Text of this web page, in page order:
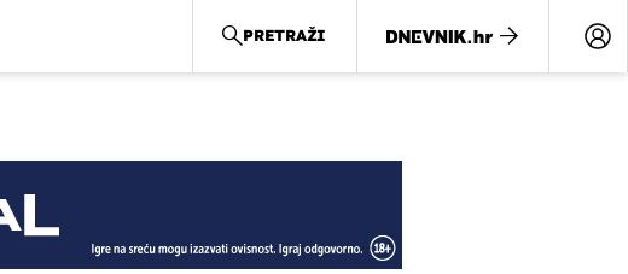
PRETRAŽI